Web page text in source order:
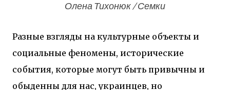
Олена Тихонюк / Семки
Разные взгляды на культурные объекты и
социальные феномены, исторические
события, которые могут быть привычны и
обыденны для нас, украинцев, но